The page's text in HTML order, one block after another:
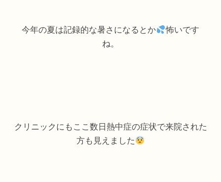
今年の夏は記録的な暑さになるとか
怖いです
ね。
クリニックにもここ数日熱中症の症状で来院された
方も見えました